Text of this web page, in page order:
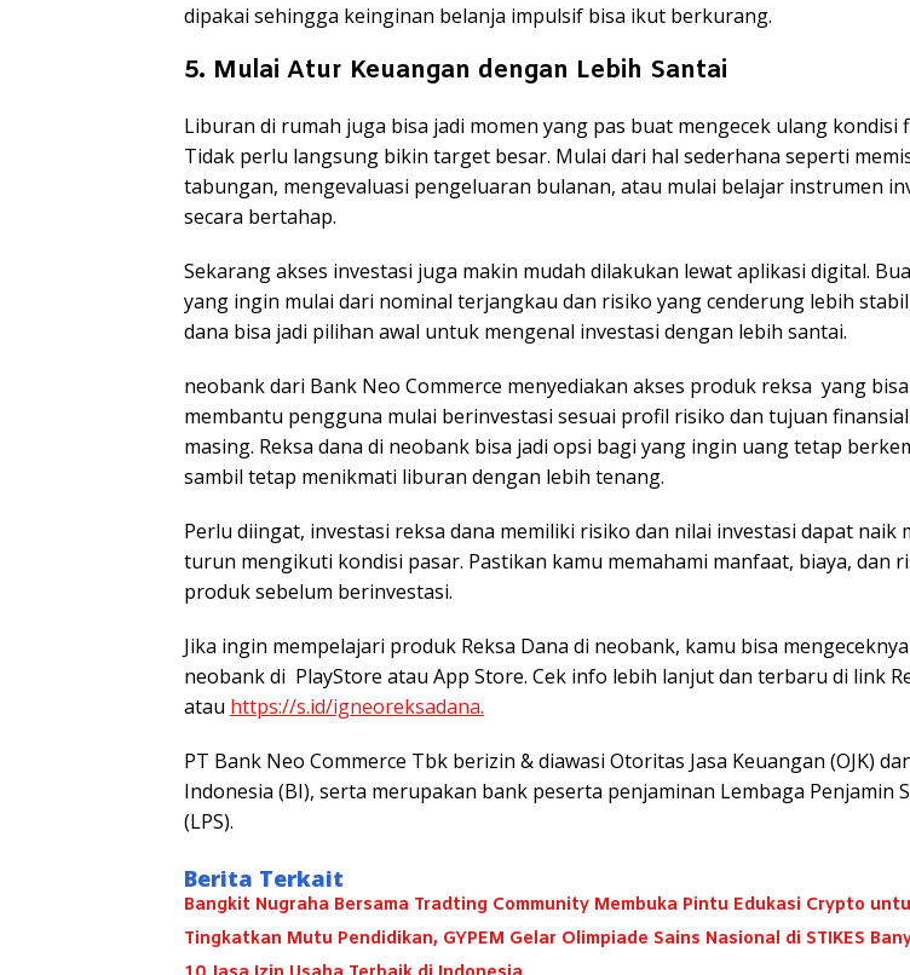
dipakai sehingga keinginan belanja impulsif bisa ikut berkurang.
5. Mulai Atur Keuangan dengan Lebih Santai
Liburan di rumah juga bisa jadi momen yang pas buat mengecek ulang kondisi
Tidak perlu langsung bikin target besar. Mulai dari hal sederhana seperti
tabungan, mengevaluasi pengeluaran bulanan, atau mulai belajar instrumen
secara bertahap.
Sekarang akses investasi juga makin mudah dilakukan lewat aplikasi digital.
yang ingin mulai dari nominal terjangkau dan risiko yang cenderung lebih
dana bisa jadi pilihan awal untuk mengenal investasi dengan lebih santai.
neobank dari Bank Neo Commerce menyediakan akses produk reksa yang bisa
membantu pengguna mulai berinvestasi sesuai profil risiko dan tujuan
masing. Reksa dana di neobank bisa jadi opsi bagi yang ingin uang tetap
sambil tetap menikmati liburan dengan lebih tenang.
Perlu diingat, investasi reksa dana memiliki risiko dan nilai investasi dapat naik
turun mengikuti kondisi pasar. Pastikan kamu memahami manfaat, biaya, dan
produk sebelum berinvestasi.
Jika ingin mempelajari produk Reksa Dana di neobank, kamu bisa
neobank di PlayStore atau App Store. Cek info lebih lanjut dan terbaru di link
atau https://s.id/igneoreksadana.
PT Bank Neo Commerce Tbk berizin & diawasi Otoritas Jasa Keuangan (OJK)
Indonesia (BI), serta merupakan bank peserta penjaminan Lembaga Penjamin
(LPS).⁣
Berita Terkait
Bangkit Nugraha Bersama Tradting Community Membuka Pintu Edukasi Crypto
Tingkatkan Mutu Pendidikan, GYPEM Gelar Olimpiade Sains Nasional di STIKES